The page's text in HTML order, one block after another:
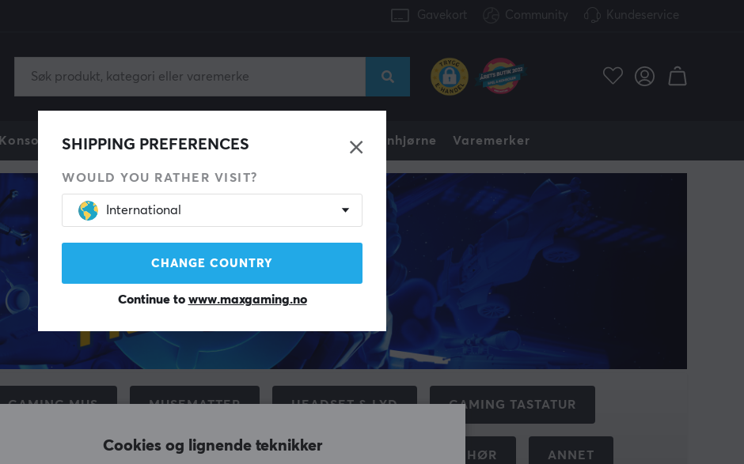
Gavekort Community Kundeservice
Konsoll Gamingstol Mobiltilbehør Funnhjørne Varemerker
SHIPPING PREFERENCES
WOULD YOU RATHER VISIT?
International
CHANGE COUNTRY
Continue to www.maxgaming.no
GAMING MUS MUSEMATTER HEADSET & LYD GAMING TASTATUR
RACINGTILBEHØR ANNET
Cookies og lignende teknikker